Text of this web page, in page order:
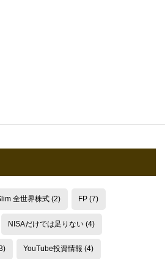
全世界株式(2) FP (7)
NISAだけでは足りない (4)
YouTube投資情報 (4)